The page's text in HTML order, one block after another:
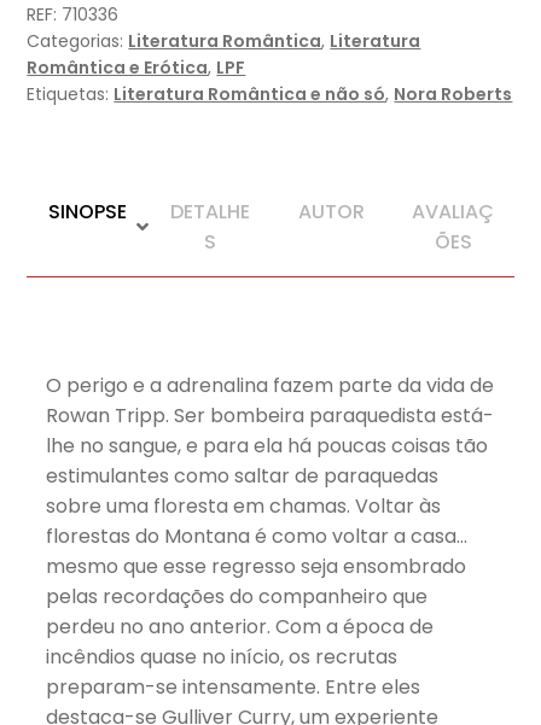
REF: 710336
Categorias: Literatura Romântica, Literatura
Romântica e Erótica, LPF
Etiquetas: Literatura Romântica e não só, Nora Roberts
SINOPSE
DETALHE
S
AUTOR
AVALIAÇ
ÕES
O perigo e a adrenalina fazem parte da vida de
Rowan Tripp. Ser bombeira paraquedista está-
lhe no sangue, e para ela há poucas coisas tão
estimulantes como saltar de paraquedas
sobre uma floresta em chamas. Voltar às
florestas do Montana é como voltar a casa…
mesmo que esse regresso seja ensombrado
pelas recordações do companheiro que
perdeu no ano anterior. Com a época de
incêndios quase no início, os recrutas
preparam-se intensamente. Entre eles
destaca-se Gulliver Curry, um experiente